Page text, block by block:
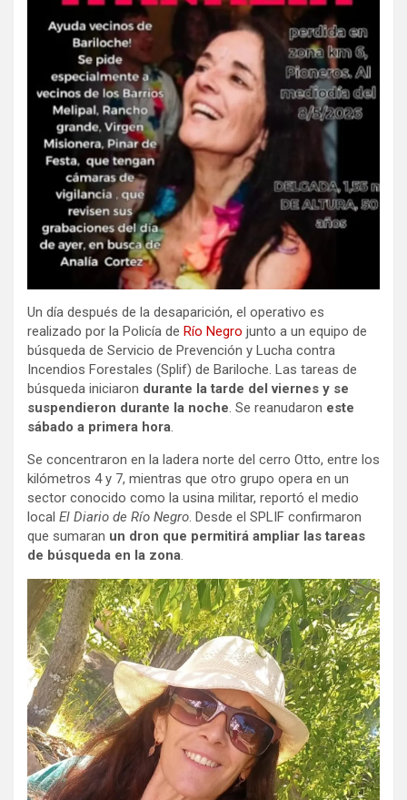
Un día después de la desaparición, el operativo es
realizado por la Policía de Río Negro junto a un equipo de
búsqueda de Servicio de Prevención y Lucha contra
Incendios Forestales (Splif) de Bariloche. Las tareas de
búsqueda iniciaron durante la tarde del viernes y se
suspendieron durante la noche. Se reanudaron este
sábado a primera hora.
Se concentraron en la ladera norte del cerro Otto, entre los
kilómetros 4 y 7, mientras que otro grupo opera en un
sector conocido como la usina militar, reportó el medio
local El Diario de Río Negro. Desde el SPLIF confirmaron
que sumaran un dron que permitirá ampliar las tareas
de búsqueda en la zona.